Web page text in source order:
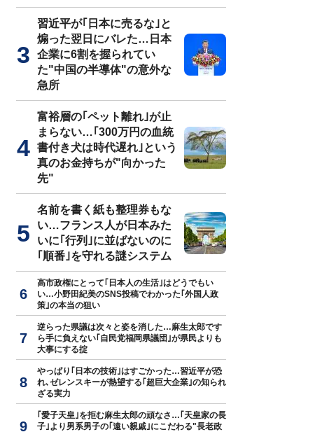
習近平が｢日本に売るな｣と
煽った翌日にバレた…日本
企業に6割を握られてい
た"中国の半導体"の意外な
急所
富裕層の｢ペット離れ｣が止
まらない…｢300万円の血統
書付き犬は時代遅れ｣という
真のお金持ちが"向かった
先"
名前を書く紙も整理券もな
い…フランス人が日本みた
いに｢行列｣に並ばないのに
｢順番｣を守れる謎システム
高市政権にとって｢日本人の生活｣はどうでもい
い…小野田紀美のSNS投稿でわかった｢外国人政
策｣の本当の狙い
逆らった県議は次々と姿を消した…麻生太郎です
ら手に負えない｢自民党福岡県議団｣が県民よりも
大事にする掟
やっぱり｢日本の技術｣はすごかった…習近平が恐
れ､ゼレンスキーが熱望する｢超巨大企業｣の知られ
ざる実力
｢愛子天皇｣を拒む麻生太郎の頑なさ…｢天皇家の長
子｣より男系男子の｢遠い親戚｣にこだわる"長老政